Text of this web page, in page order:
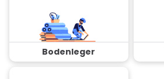
Bodenleger